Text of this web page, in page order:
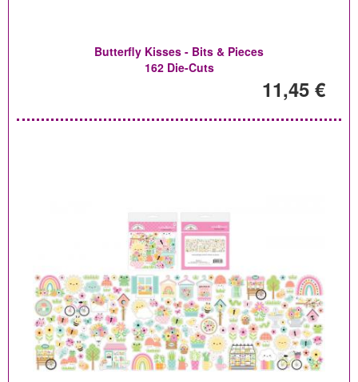
Butterfly Kisses - Bits & Pieces
162 Die-Cuts
11,45 €